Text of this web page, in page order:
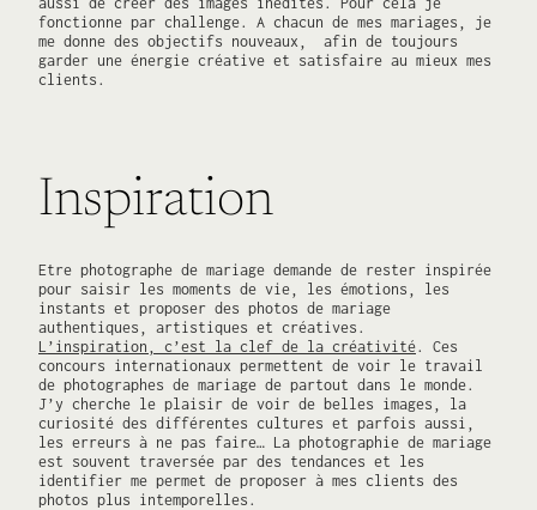
fonctionne par challenge. A chacun de mes mariages, je
me donne des objectifs nouveaux, afin de toujours
garder une énergie créative et satisfaire au mieux mes
clients.
Inspiration
Etre photographe de mariage demande de rester inspirée
pour saisir les moments de vie, les émotions, les
instants et proposer des photos de mariage
authentiques, artistiques et créatives.
L’inspiration, c’est la clef de la créativité. Ces
concours internationaux permettent de voir le travail
de photographes de mariage de partout dans le monde.
J’y cherche le plaisir de voir de belles images, la
curiosité des différentes cultures et parfois aussi,
les erreurs à ne pas faire… La photographie de mariage
est souvent traversée par des tendances et les
identifier me permet de proposer à mes clients des
photos plus intemporelles.